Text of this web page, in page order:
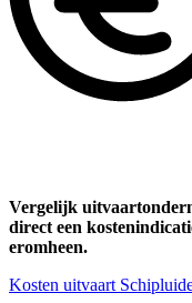
Vergelijk
direct een
eromheen.
Kosten uitvaart